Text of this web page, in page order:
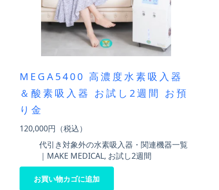
MEGA5400 高濃度水素吸入器
＆酸素吸入器 お試し2週間 お預
り金
120,000円（税込）
代引き対象外の水素吸入器・関連機器一覧
｜MAKE MEDICAL, お試し2週間
お買い物カゴに追加